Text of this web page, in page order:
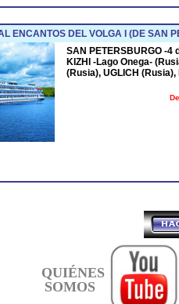
ENCANTOS DEL VOLGA I (DE SAN
SAN PETERSBURGO -4
KIZHI -Lago Onega-
(Rusia), UGLICH
QUIÉNES
SOMOS